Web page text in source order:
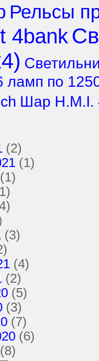
Рельсы
4bank
ламп по
Шар H.M.I.
(2)
(1)
(1)
(3)
(4)
(2)
(5)
(3)
(7)
(6)
(8)